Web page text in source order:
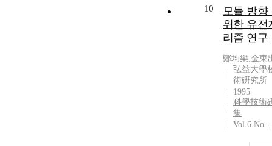
MSH2
cancer cells.
findings
expression in
not related to
and there
correlation
MLH1
histological
grade
salivary
author reports
case of
the right
The initial
multicystic
structures
features. The
mass showed
10
모듈 방향
위한 유전
리즘 연구
鄭均樂,金東
弘益大學
術硏究所
1995
科學技術
集
Vol.6 No.-